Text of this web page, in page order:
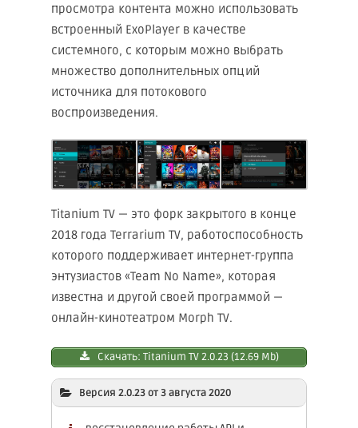
просмотра контента можно использовать
встроенный ExoPlayer в качестве
системного, с которым можно выбрать
множество дополнительных опций
источника для потокового
воспроизведения.
Titanium TV — это форк закрытого в конце
2018 года Terrarium TV, работоспособность
которого поддерживает интернет-группа
энтузиастов «Team No Name», которая
известна и другой своей программой —
онлайн-кинотеатром Morph TV.
Скачать: Titanium TV 2.0.23 (12.69 Mb)
Версия 2.0.23 от 3 августа 2020